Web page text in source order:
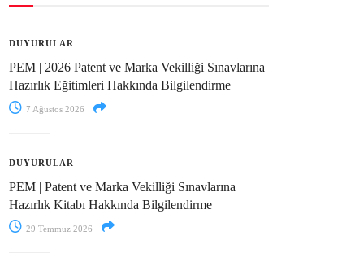
DUYURULAR
PEM | 2026 Patent ve Marka Vekilliği Sınavlarına
Hazırlık Eğitimleri Hakkında Bilgilendirme
7 Ağustos 2026
DUYURULAR
PEM | Patent ve Marka Vekilliği Sınavlarına
Hazırlık Kitabı Hakkında Bilgilendirme
29 Temmuz 2026